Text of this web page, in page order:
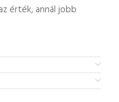
érték, annál jobb